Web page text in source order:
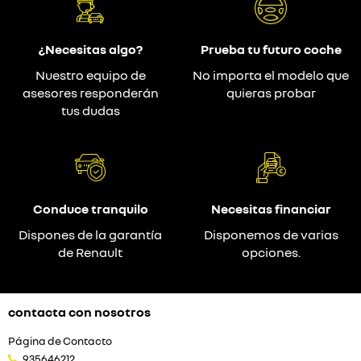
¿Necesitas algo?
Nuestro equipo de
asesores responderán
tus dudas
Prueba tu futuro coche
No importa el modelo que
quieras probar
Conduce tranquilo
Dispones de la garantía
de Renault
Necesitas financiar
Disponemos de varias
opciones.
contacta con nosotros
Página de Contacto